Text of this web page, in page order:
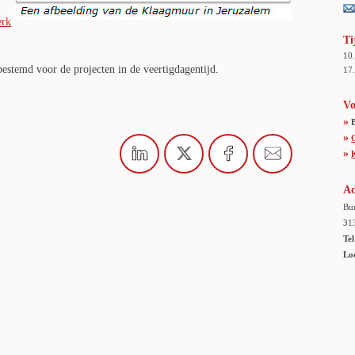
voor de projecten in de veertigdagentijd.
»
»
»
Tel